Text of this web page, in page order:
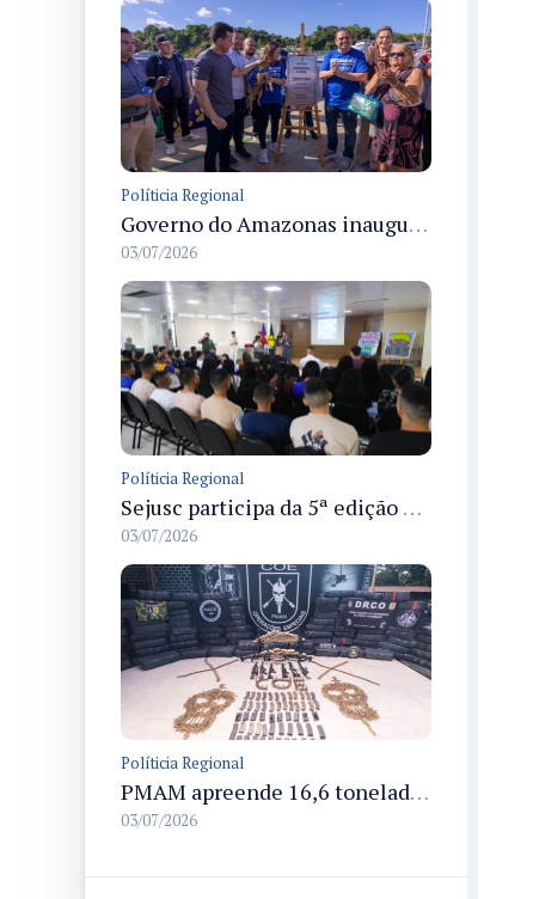
Políticia Regional
Governo do Amazonas inaugura primeiro Castramóvel Fluvial para atendimento veterinário às comunidades ribeirinhas e castração gratuita
03/07/2026
Políticia Regional
Sejusc participa da 5ª edição do Caminhos Literários com foco na cultura hip-hop nas unidades socioeducativas
03/07/2026
Políticia Regional
PMAM apreende 16,6 toneladas de entorpecentes e registra aumento nas prisões em flagrante e nas capturas de foragidos no primeiro semestre de 2026
03/07/2026